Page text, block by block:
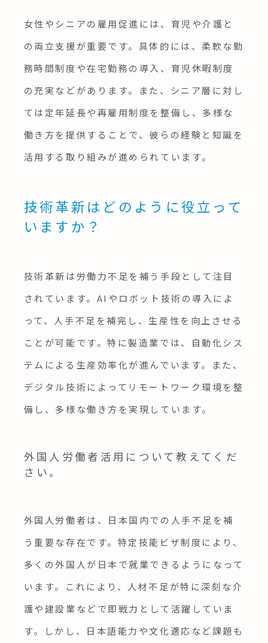
女性やシニアの雇用促進には、育児や介護と
の両立支援が重要です。具体的には、柔軟な勤
務時間制度や在宅勤務の導入、育児休暇制度
の充実などがあります。また、シニア層に対し
ては定年延長や再雇用制度を整備し、多様な
働き方を提供することで、彼らの経験と知識を
活用する取り組みが進められています。
技術革新はどのように役立って
いますか？
技術革新は労働力不足を補う手段として注目
されています。AIやロボット技術の導入によ
って、人手不足を補完し、生産性を向上させる
ことが可能です。特に製造業では、自動化シス
テムによる生産効率化が進んでいます。また、
デジタル技術によってリモートワーク環境を整
備し、多様な働き方を実現しています。
外国人労働者活用について教えてくだ
さい。
外国人労働者は、日本国内での人手不足を補
う重要な存在です。特定技能ビザ制度により、
多くの外国人が日本で就業できるようになって
います。これにより、人材不足が特に深刻な介
護や建設業などで即戦力として活躍していま
す。しかし、日本語能力や文化適応など課題も